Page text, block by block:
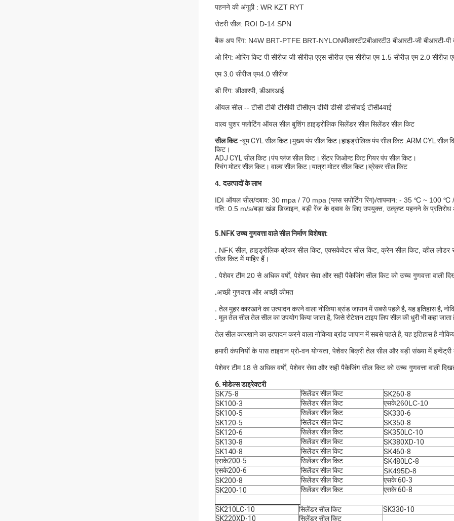
पहनने की अंगूठी : WR KZT RYT
रोटरी सील: ROI D-14 SPN
बैक अप रिंग: N4W BRT-PTFE BRT-NYLONबीआरटी2बीआरटी3 बीआरटी-जी बीआरटी-
ओ रिंग: ओरिंग किट पी सीरीज़ जी सीरीज़ एएस सीरीज़ एस सीरीज़ एम 1.5 सीरीज़ एम 2.0 सीरीज़
एम 3.0 सीरीज एम4.0 सीरीज
डी रिंग: डीआरपी, डीआरआई
ऑयल सील -- टीसी टीबी टीसीवी टीसीएन डीबी डीसी डीसीवाई टीसी4वाई
वाल्व पुशर फ्लोटिंग ऑयल सील बुशिंग हाइड्रोलिक सिलेंडर सील सिलेंडर सील किट
सील किट -बूम CYL सील किट।मुख्य पंप सील किट।हाइड्रोलिक पंप सील किट .ARM CYL सील
किट।
ADJ CYL सील किट।पंप प्लंज सील किट। सेंटर जिओन्ट किट गियर पंप सील किट।
स्विंग मोटर सील किट। वाल्व सील किट।यात्रा मोटर सील किट।ब्रेकर सील किट
4. दउत्पादों के लाभ
IDI ऑयल सील/दबाव: 30 mpa / 70 mpa (प्लस सपोर्टिंग रिंग)/तापमान: - 35 ℃ ~ 100 ℃ /
गति: 0.5 m/s/बड़ा खंड डिजाइन, बड़ी रेंज के दबाव के लिए उपयुक्त, उत्कृष्ट पहनने के प्रतिरोध
5.NFK उच्च गुणवत्ता वाले सील निर्माण विशेषज्ञ:
. NFK सील, हाइड्रोलिक ब्रेकर सील किट, एक्सकेवेटर सील किट, क्रेन सील किट, व्हील
सील किट में माहिर हैं।
. पेशेवर टीम 20 से अधिक वर्षों, पेशेवर सेवा और सही पैकेजिंग सील किट को उच्च गुणवत्ता वाली
.अच्छी गुणवत्ता और अच्छी कीमत
. तेल मुहर कारखाने का उत्पादन करने वाला नोकिया ब्रांड जापान में सबसे पहले है, यह इतिहास है,
. मूल तेल सील तेल सील का उपयोग किया जाता है, जिसे रोटेशन टाइप लिप सील की धुरी भी कहा जाता
तेल सील कारखाने का उत्पादन करने वाला नोकिया ब्रांड जापान में सबसे पहले है, यह इतिहास है
हमारी कंपनियों के पास ताइवान प्रो-वन योग्यता, पेशेवर बिक्री तेल सील और बड़ी संख्या में
पेशेवर टीम 18 से अधिक वर्षों, पेशेवर सेवा और सही पैकेजिंग सील किट को उच्च गुणवत्ता वाली
6. मोडेल्स डाइरेक्टरी
SK75-8
सिलेंडर सील किट SK260-8
SK100-3
सिलेंडर सील किट एसके260LC-10
SK100-5
सिलेंडर सील किट SK330-6
SK120-5
सिलेंडर सील किट SK350-8
SK120-6
सिलेंडर सील किट SK350LC-10
SK130-8
सिलेंडर सील किट SK380XD-10
SK140-8
सिलेंडर सील किट SK460-8
एसके200-5
सिलेंडर सील किट SK480LC-8
एसके200-6
सिलेंडर सील किट SK495D-8
SK200-8
सिलेंडर सील किट एसके 60-3
SK200-10
सिलेंडर सील किट एसके 60-8
SK210LC-10 सिलेंडर सील किट SK330-10
SK220XD-10
सिलेंडर सील किट